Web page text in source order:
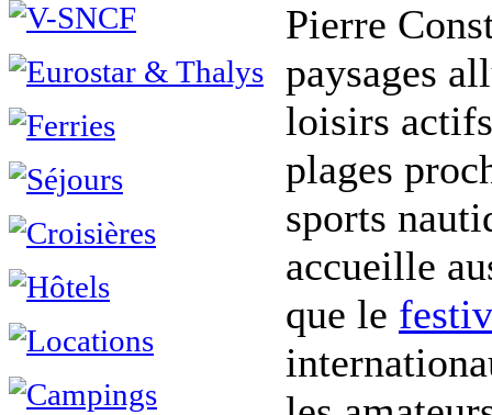
Pierre
paysages
loisirs
plages
sports
accueille
que le